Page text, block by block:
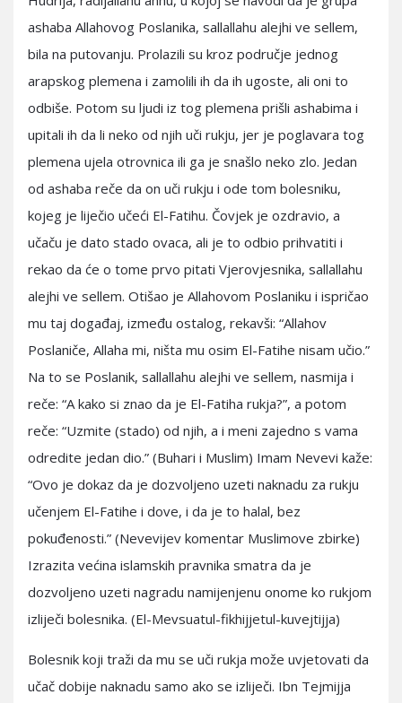
ashaba Allahovog Poslanika, sallallahu alejhi ve sellem,
bila na putovanju. Prolazili su kroz područje jednog
arapskog plemena i zamolili ih da ih ugoste, ali oni to
odbiše. Potom su ljudi iz tog plemena prišli ashabima i
upitali ih da li neko od njih uči rukju, jer je poglavara tog
plemena ujela otrovnica ili ga je snašlo neko zlo. Jedan
od ashaba reče da on uči rukju i ode tom bolesniku,
kojeg je liječio učeći El-Fatihu. Čovjek je ozdravio, a
učaču je dato stado ovaca, ali je to odbio prihvatiti i
rekao da će o tome prvo pitati Vjerovjesnika, sallallahu
alejhi ve sellem. Otišao je Allahovom Poslaniku i ispričao
mu taj događaj, između ostalog, rekavši: “Allahov
Poslaniče, Allaha mi, ništa mu osim El-Fatihe nisam učio.”
Na to se Poslanik, sallallahu alejhi ve sellem, nasmija i
reče: “A kako si znao da je El-Fatiha rukja?”, a potom
reče: “Uzmite (stado) od njih, a i meni zajedno s vama
odredite jedan dio.” (Buhari i Muslim) Imam Nevevi kaže:
“Ovo je dokaz da je dozvoljeno uzeti naknadu za rukju
učenjem El-Fatihe i dove, i da je to halal, bez
pokuđenosti.” (Nevevijev komentar Muslimove zbirke)
Izrazita većina islamskih pravnika smatra da je
dozvoljeno uzeti nagradu namijenjenu onome ko rukjom
izliječi bolesnika. (El-Mevsuatul-fikhijjetul-kuvejtijja)
Bolesnik koji traži da mu se uči rukja može uvjetovati da
učač dobije naknadu samo ako se izliječi. Ibn Tejmijja